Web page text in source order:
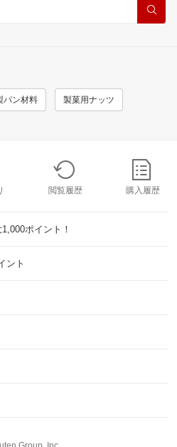
パン材料 製菓用ナッツ
閲覧履歴 購入履歴
ポイント！
ント